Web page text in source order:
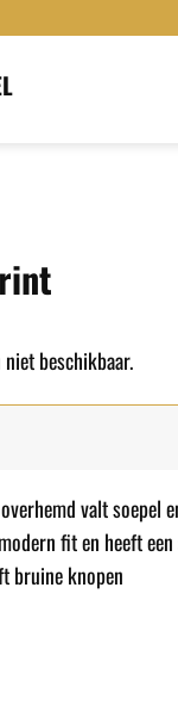
beschikbaar.
valt soepel
fit en heeft
bruine knopen